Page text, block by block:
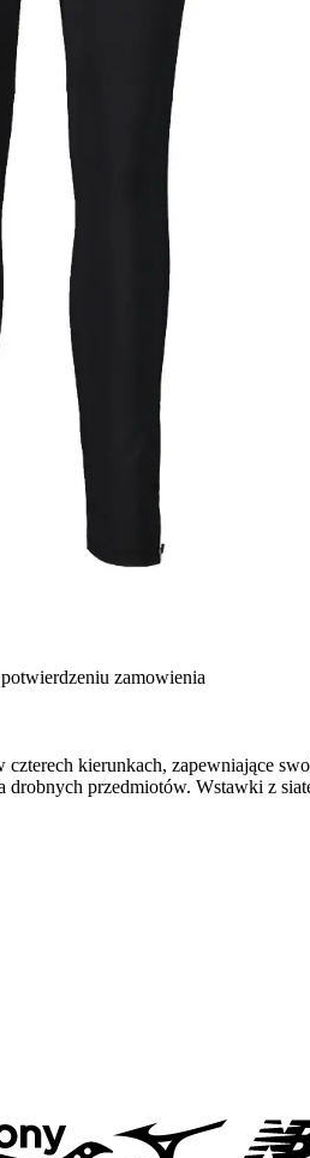
zamowienia
kierunkach, zapewniające
drobnych przedmiotów. Wstawki z